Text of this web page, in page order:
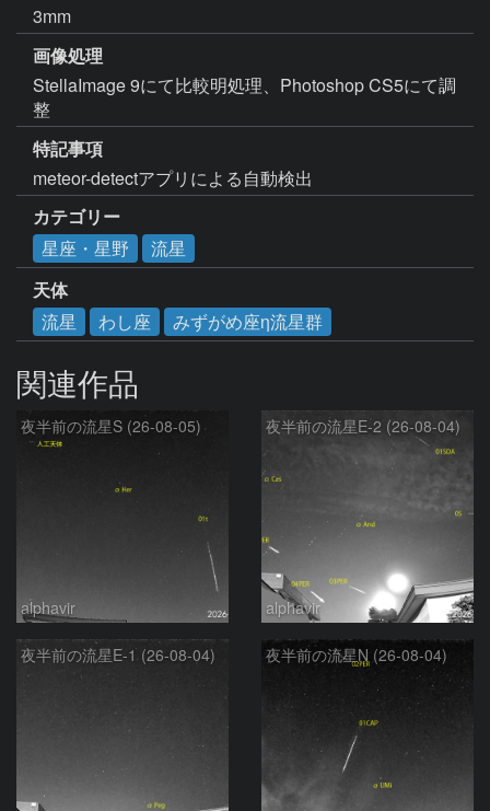
3mm
画像処理
StellaImage 9にて比較明処理、Photoshop CS5にて調
整
特記事項
meteor-detectアプリによる自動検出
カテゴリー
星座・星野
流星
天体
流星
わし座 みずがめ座η流星群
関連作品
夜半前の流星S (26-08-05)
alphavir
夜半前の流星E-2 (26-08-04)
alphavir
夜半前の流星E-1 (26-08-04) 夜半前の流星N (26-08-04)